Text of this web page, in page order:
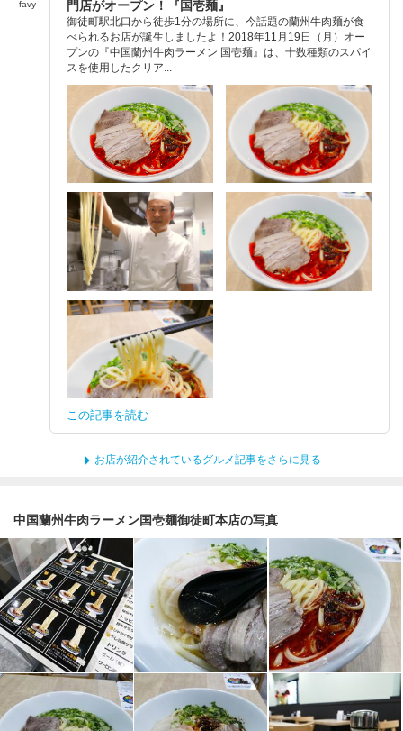
favy
門店がオープン！『国壱麺』
御徒町駅北口から徒歩1分の場所に、今話題の蘭州牛肉麺が食
べられるお店が誕生しましたよ！2018年11月19日（月）オー
プンの『中国蘭州牛肉ラーメン 国壱麺』は、十数種類のスパイ
スを使用したクリア...
この記事を読む
お店が紹介されているグルメ記事をさらに見る
中国蘭州牛肉ラーメン国壱麺御徒町本店の写真